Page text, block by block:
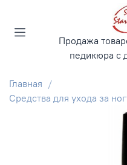
Продажа
педикюра с
Главная
Средства для ухода за